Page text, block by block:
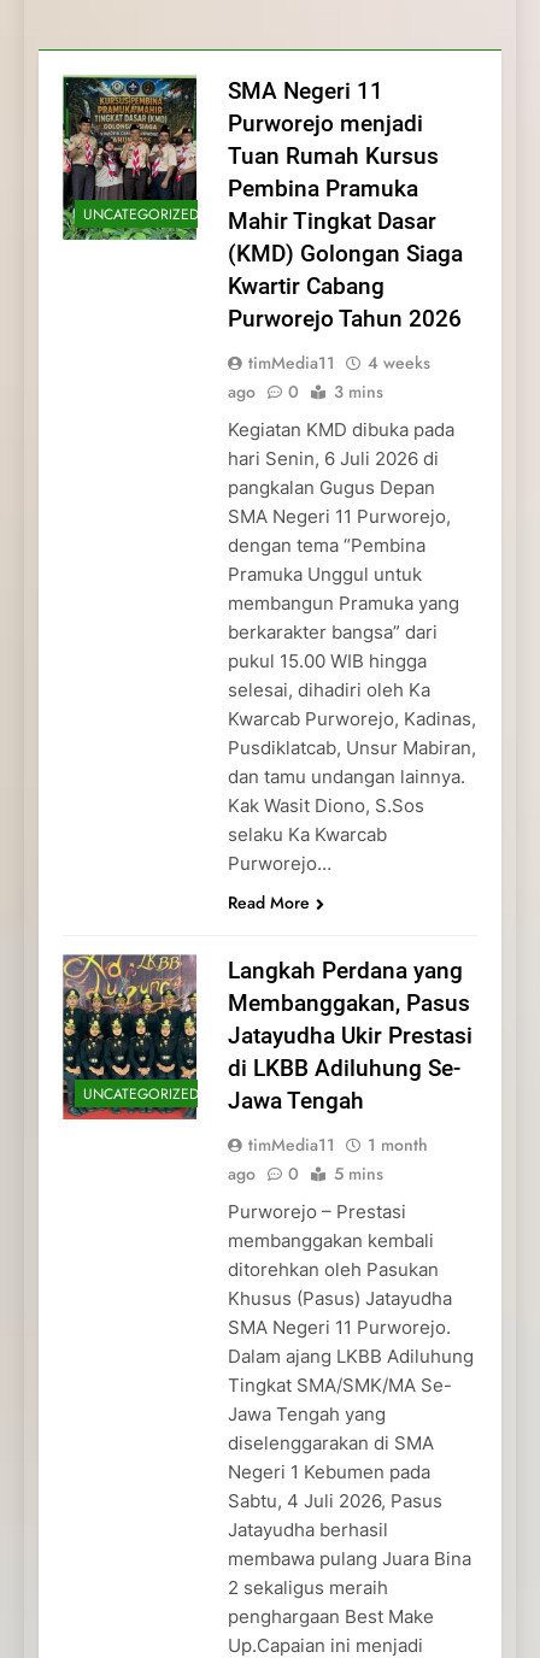
dan Pengabdian Generasi
Pramuka
Pramuka
Kepedulian
UNCATEGORIZED
SMA Negeri 11
Purworejo menjadi
Tuan Rumah Kursus
Pembina Pramuka
Mahir Tingkat Dasar
(KMD) Golongan Siaga
Kwartir Cabang
Purworejo Tahun 2026
timMedia11
4 weeks
ago
0 3 mins
Kegiatan KMD dibuka pada
hari Senin, 6 Juli 2026 di
pangkalan Gugus Depan
SMA Negeri 11 Purworejo,
dengan tema “Pembina
Pramuka Unggul untuk
membangun Pramuka yang
berkarakter bangsa” dari
pukul 15.00 WIB hingga
selesai, dihadiri oleh Ka
Kwarcab Purworejo, Kadinas,
Pusdiklatcab, Unsur Mabiran,
dan tamu undangan lainnya.
Kak Wasit Diono, S.Sos
selaku Ka Kwarcab
Purworejo…
Read More
UNCATEGORIZED
Langkah Perdana yang
Membanggakan, Pasus
Jatayudha Ukir Prestasi
di LKBB Adiluhung Se-
Jawa Tengah
timMedia11
1 month
ago
0 5 mins
Purworejo – Prestasi
membanggakan kembali
ditorehkan oleh Pasukan
Khusus (Pasus) Jatayudha
SMA Negeri 11 Purworejo.
Dalam ajang LKBB Adiluhung
Tingkat SMA/SMK/MA Se-
Jawa Tengah yang
diselenggarakan di SMA
Negeri 1 Kebumen pada
Sabtu, 4 Juli 2026, Pasus
Jatayudha berhasil
membawa pulang Juara Bina
2 sekaligus meraih
penghargaan Best Make
Up.Capaian ini menjadi